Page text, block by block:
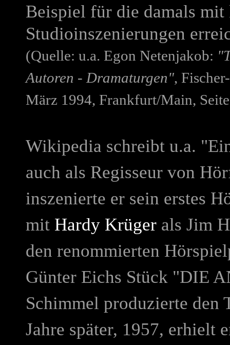
Beispiel für die damals
Studioinszenierungen
(Quelle: u.a. Egon Netenjakob:
Autoren - Dramaturgen",
März 1994, Frankfurt/Main,
Wikipedia schreibt u.a. "
auch als Regisseur von
inszenierte er sein erstes
mit Hardy Krüger als Jim
den renommierten
Günter Eichs Stück "DIE
Schimmel produzierte den
Jahre später, 1957, erhielt